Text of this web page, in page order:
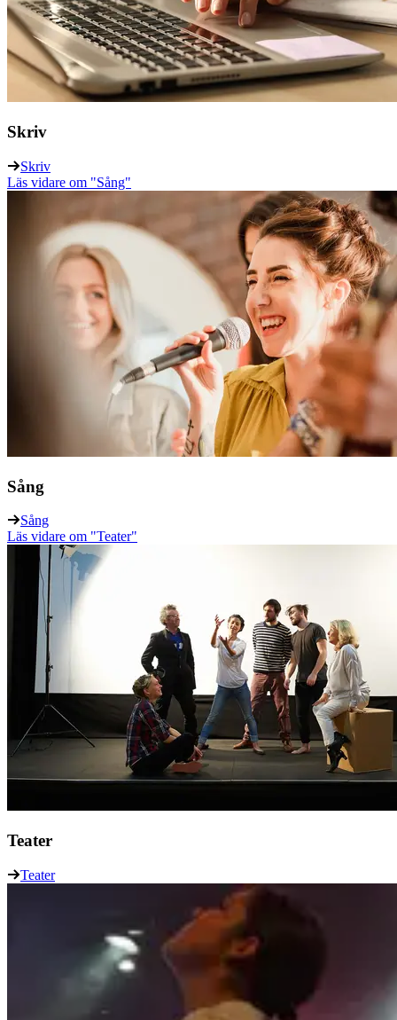
Skriv
Skriv
Läs vidare om "Sång"
Sång
Sång
Läs vidare om "Teater"
Teater
Teater